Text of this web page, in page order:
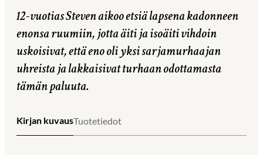
12-vuotias Steven aikoo etsiä lapsena kadonneen
enonsa ruumiin, jotta äiti ja isoäiti vihdoin
uskoisivat, että eno oli yksi sarjamurhaajan
uhreista ja lakkaisivat turhaan odottamasta
tämän paluuta.
Kirjan kuvausTuotetiedot